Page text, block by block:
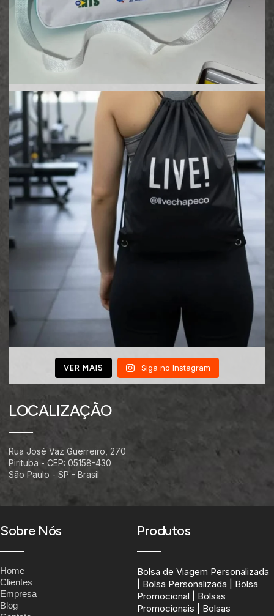
VER MAIS Siga no Instagram
LOCALIZAÇÃO
Rua José Vaz Guerreiro, 270
Pirituba - CEP: 05158-430
São Paulo - SP - Brasil
Sobre Nós
Home
Clientes
Empresa
Blog
Produtos
Bolsa de Viagem Personalizada
| Bolsa Personalizada | Bolsa
Promocional | Bolsas
Promocionais | Bolsas